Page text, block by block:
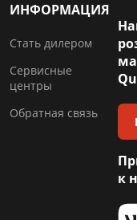
ИНФОРМАЦИЯ
Стать дилером
Сервисные
центры
Обратная связь
к